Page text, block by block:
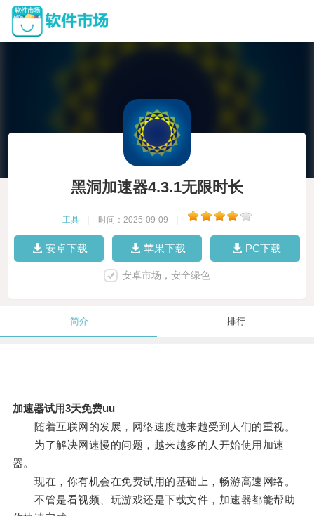
黑洞加速器4.3.1无限时长
工具 时间：2025-09-09
安卓下载 苹果下载 PC下载
安卓市场，安全绿色
简介 排行
加速器试用3天免费uu
随着互联网的发展，网络速度越来越受到人们的重视。
为了解决网速慢的问题，越来越多的人开始使用加速
器。
现在，你有机会在免费试用的基础上，畅游高速网络。
不管是看视频、玩游戏还是下载文件，加速器都能帮助